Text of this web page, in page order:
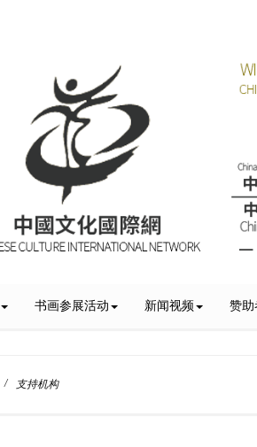
书画参展活动 新闻视频 赞助
/ 支持机构